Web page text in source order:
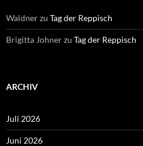
Waldnerzu Tag der Reppisch
Brigitta Johnerzu Tag der Reppisch
ARCHIV
Juli 2026
Juni 2026